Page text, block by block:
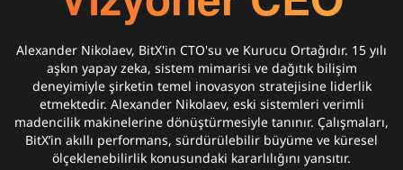
Alexander Nikolaev, BitX'in CTO'su ve Kurucu Ortağıdır. 15 yılı
aşkın yapay zeka, sistem mimarisi ve dağıtık bilişim
deneyimiyle şirketin temel inovasyon stratejisine liderlik
etmektedir. Alexander Nikolaev, eski sistemleri verimli
madencilik makinelerine dönüştürmesiyle tanınır. Çalışmaları,
BitX’in akıllı performans, sürdürülebilir büyüme ve küresel
ölçeklenebilirlik konusundaki kararlılığını yansıtır.